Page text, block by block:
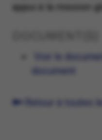
appui à la mission
Voir le
document
Retour à toutes